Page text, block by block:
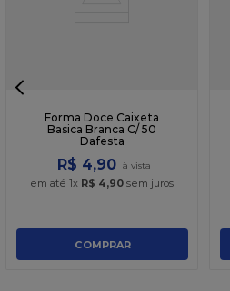
Forma Doce Caixeta
Basica Branca C/ 50
Dafesta
R$ 4,90
em até 1x R$ 4,90 sem juros
COMPRAR